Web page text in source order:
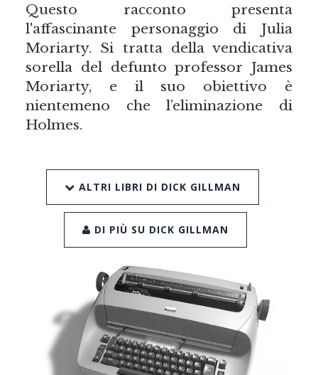
Questo racconto presenta
l'affascinante personaggio di Julia
Moriarty. Si tratta della vendicativa
sorella del defunto professor James
Moriarty, e il suo obiettivo è
nientemeno che l’eliminazione di
Holmes.
ALTRI LIBRI DI DICK GILLMAN
DI PIÙ SU DICK GILLMAN